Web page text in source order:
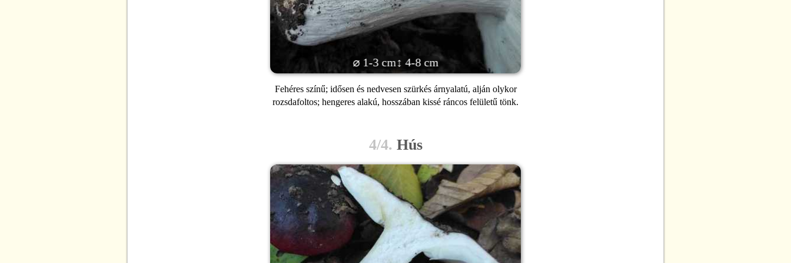
Fehéres színű; idősen és nedvesen szürkés árnyalatú, alján olykor
rozsdafoltos; hengeres alakú, hosszában kissé ráncos felületű tönk.
⌀ 1-3 cm↕ 4-8 cm
4/4. Hús